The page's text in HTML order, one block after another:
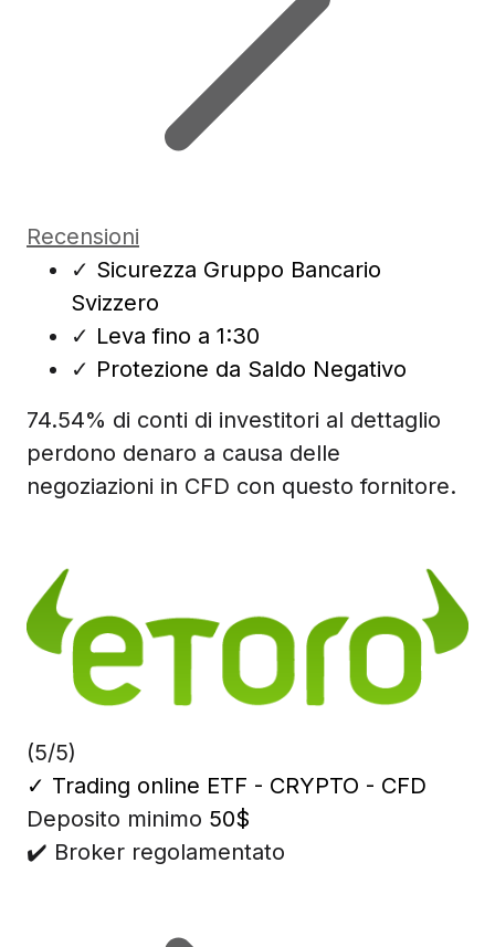
Recensioni
✓ Sicurezza Gruppo Bancario
Svizzero
✓ Leva fino a 1:30
✓ Protezione da Saldo Negativo
74.54% di conti di investitori al dettaglio
perdono denaro a causa delle
negoziazioni in CFD con questo fornitore.
(5/5)
✓ Trading online ETF - CRYPTO - CFD
Deposito minimo 50$
✔️ Broker regolamentato